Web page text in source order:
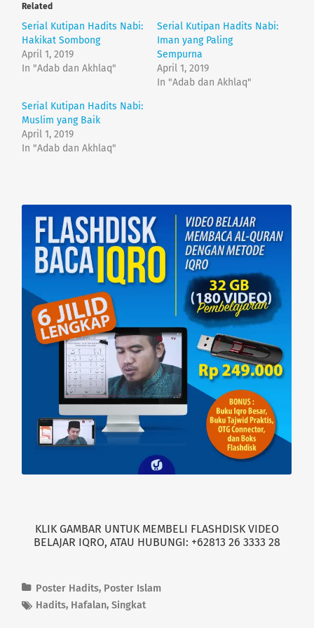
s
h
a
r
e
o
n
T
t
t
e
r
(
O
n
e
w
w
i
n
d
o
a
r
e
n
F
e
b
o
(
i
n
e
w
w
i
n
d
w
)
Related
Serial Kutipan Hadits Nabi:
Hakikat Sombong
April 1, 2019
In "Adab dan Akhlaq"
Serial Kutipan Hadits Nabi:
Iman yang Paling
Sempurna
April 1, 2019
In "Adab dan Akhlaq"
Serial Kutipan Hadits Nabi:
Muslim yang Baik
April 1, 2019
In "Adab dan Akhlaq"
KLIK GAMBAR UNTUK MEMBELI FLASHDISK VIDEO
BELAJAR IQRO, ATAU HUBUNGI: +62813 26 3333 28
Poster Hadits, Poster Islam
Hadits, Hafalan,Singkat